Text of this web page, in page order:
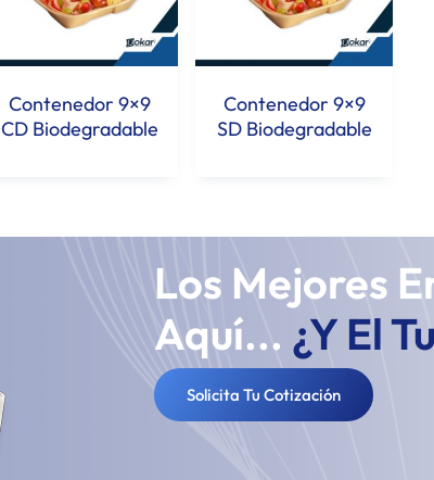
Contenedor 9×9
CD Biodegradable
Contenedor 9×9
SD Biodegradable
Los Mejores
Aquí... ¿Y El
Solicita Tu Cotización